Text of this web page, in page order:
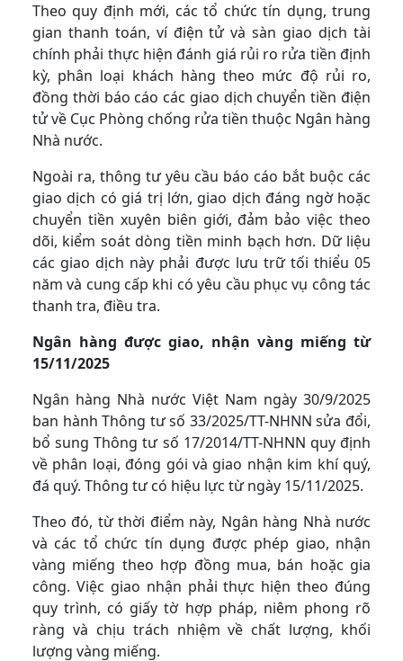
Theo quy định mới, các tổ chức tín dụng, trung
gian thanh toán, ví điện tử và sàn giao dịch tài
chính phải thực hiện đánh giá rủi ro rửa tiền định
kỳ, phân loại khách hàng theo mức độ rủi ro,
đồng thời báo cáo các giao dịch chuyển tiền điện
tử về Cục Phòng chống rửa tiền thuộc Ngân hàng
Nhà nước.
Ngoài ra, thông tư yêu cầu báo cáo bắt buộc các
giao dịch có giá trị lớn, giao dịch đáng ngờ hoặc
chuyển tiền xuyên biên giới, đảm bảo việc theo
dõi, kiểm soát dòng tiền minh bạch hơn. Dữ liệu
các giao dịch này phải được lưu trữ tối thiểu 05
năm và cung cấp khi có yêu cầu phục vụ công tác
thanh tra, điều tra.
Ngân hàng được giao, nhận vàng miếng từ
15/11/2025
Ngân hàng Nhà nước Việt Nam ngày 30/9/2025
ban hành Thông tư số 33/2025/TT-NHNN sửa đổi,
bổ sung Thông tư số 17/2014/TT-NHNN quy định
về phân loại, đóng gói và giao nhận kim khí quý,
đá quý. Thông tư có hiệu lực từ ngày 15/11/2025.
Theo đó, từ thời điểm này, Ngân hàng Nhà nước
và các tổ chức tín dụng được phép giao, nhận
vàng miếng theo hợp đồng mua, bán hoặc gia
công. Việc giao nhận phải thực hiện theo đúng
quy trình, có giấy tờ hợp pháp, niêm phong rõ
ràng và chịu trách nhiệm về chất lượng, khối
lượng vàng miếng.